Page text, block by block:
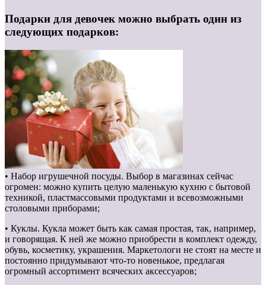
Подарки для девочек можно выбрать один из
следующих подарков:
• Набор игрушечной посуды. Выбор в магазинах сейчас
огромен: можно купить целую маленькую кухню с бытовой
техникой, пластмассовыми продуктами и всевозможными
столовыми приборами;
• Куклы. Кукла может быть как самая простая, так, например,
и говорящая. К ней же можно приобрести в комплект одежду,
обувь, косметику, украшения. Маркетологи не стоят на месте и
постоянно придумывают что-то новенькое, предлагая
огромный ассортимент всяческих аксессуаров;